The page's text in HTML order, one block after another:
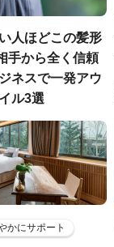
人ほどこの髪形
手から全く信頼
ネスで一発アウ
ル3選
かにサポート